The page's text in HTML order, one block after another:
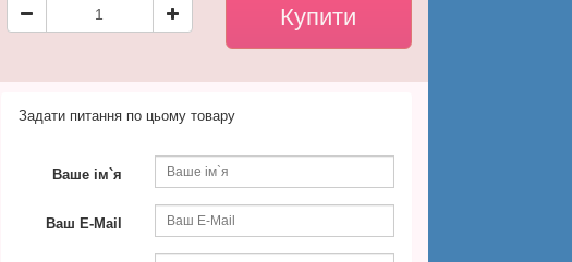
Задати питання по цьому товару
Ваше ім`я
Ваш E-Mail